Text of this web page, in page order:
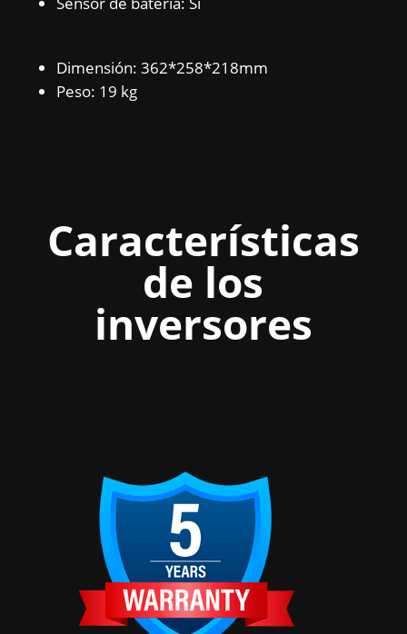
Dimensión: 362*258*218mm
Peso: 19 kg
Características
de los
inversores